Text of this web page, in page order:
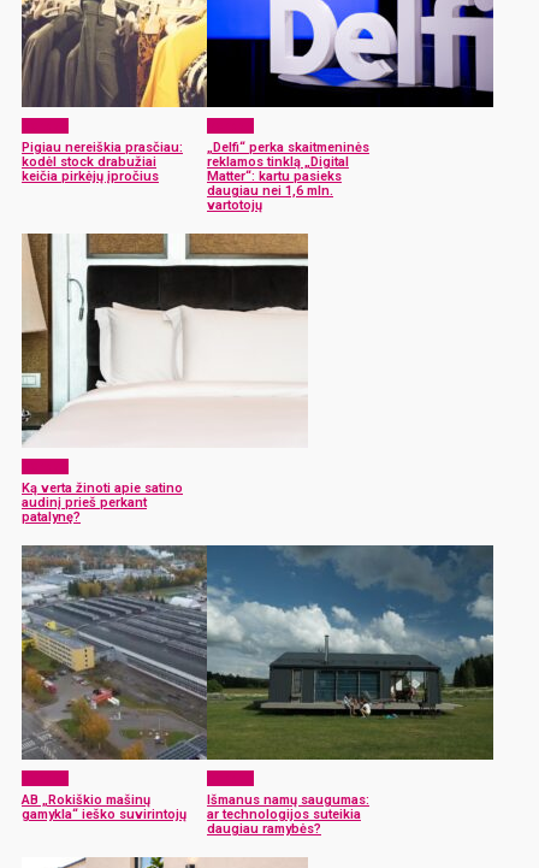
Pigiau nereiškia prasčiau:
kodėl stock drabužiai
keičia pirkėjų įpročius
„Delfi“ perka skaitmeninės
reklamos tinklą „Digital
Matter“: kartu pasieks
daugiau nei 1,6 mln.
vartotojų
Ką verta žinoti apie satino
audinį prieš perkant
patalynę?
AB „Rokiškio mašinų
gamykla“ ieško suvirintojų
Išmanus namų saugumas:
ar technologijos suteikia
daugiau ramybės?